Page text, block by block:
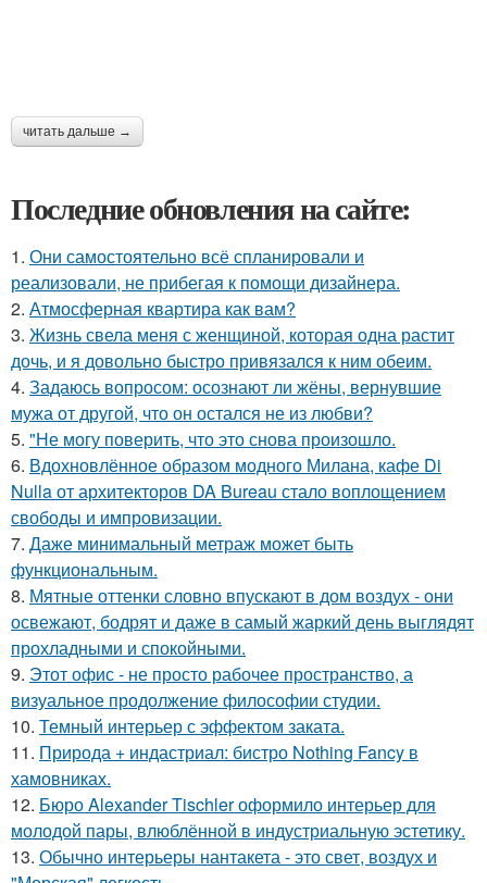
читать дальше →
Последние обновления на сайте:
1. Они самостоятельно всё спланировали и
реализовали, не прибегая к помощи дизайнера.
2. Атмосферная квартира как вам?
3. Жизнь свела меня с женщиной, которая одна растит
дочь, и я довольно быстро привязался к ним обеим.
4. Задаюсь вопросом: осознают ли жёны, вернувшие
мужа от другой, что он остался не из любви?
5. "Не могу поверить, что это снова произошло.
6. Вдохновлённое образом модного Милана, кафе Di
Nulla от архитекторов DA Bureau стало воплощением
свободы и импровизации.
7. Даже минимальный метраж может быть
функциональным.
8. Мятные оттенки словно впускают в дом воздух - они
освежают, бодрят и даже в самый жаркий день выглядят
прохладными и спокойными.
9. Этот офис - не просто рабочее пространство, а
визуальное продолжение философии студии.
10. Темный интерьер с эффектом заката.
11. Природа + индастриал: бистро Nothing Fancy в
хамовниках.
12. Бюро Alexander Tischler оформило интерьер для
молодой пары, влюблённой в индустриальную эстетику.
13. Обычно интерьеры нантакета - это свет, воздух и